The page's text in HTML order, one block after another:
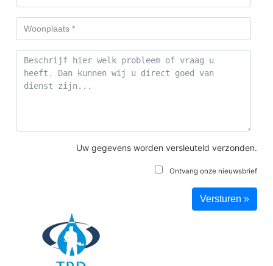
Uw gegevens worden versleuteld verzonden.
Ontvang onze nieuwsbrief